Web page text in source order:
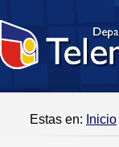
Estas en: Inicio